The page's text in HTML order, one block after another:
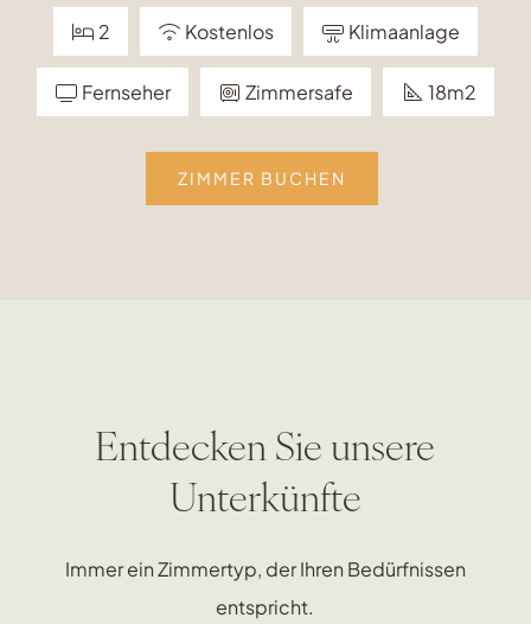
2 Kostenlos Klimaanlage
Fernseher Zimmersafe 18m2
ZIMMER BUCHEN
Entdecken Sie unsere
Unterkünfte
Immer ein Zimmertyp, der Ihren Bedürfnissen
entspricht.